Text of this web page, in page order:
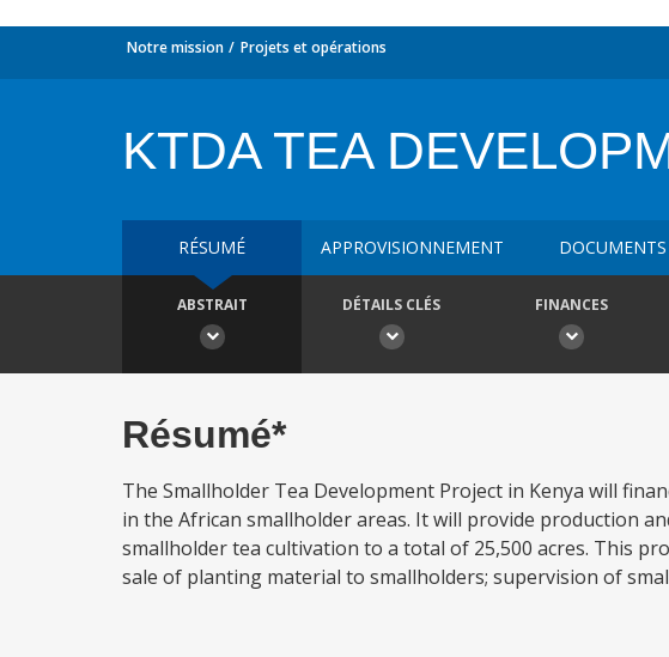
Notre mission Projets et opérations
KTDA TEA
RÉSUMÉ APPROVISIONNEMENT DOCUMENTS
ABSTRAIT DÉTAILS CLÉS FINANCES
Résumé*
The Smallholder Tea Development Project in Kenya will
in the African smallholder areas. It will provide production
smallholder tea cultivation to a total of 25,500 acres. This
sale of planting material to smallholders; supervision of